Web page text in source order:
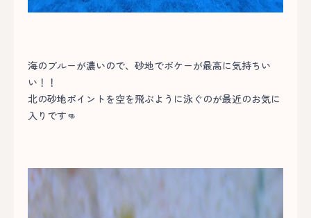
海のブルーが濃いので、砂地でポケーが最高に気持ちい
い！！
北の砂地ポイントを空を飛ぶように泳ぐのが最近のお気に
入りです👊